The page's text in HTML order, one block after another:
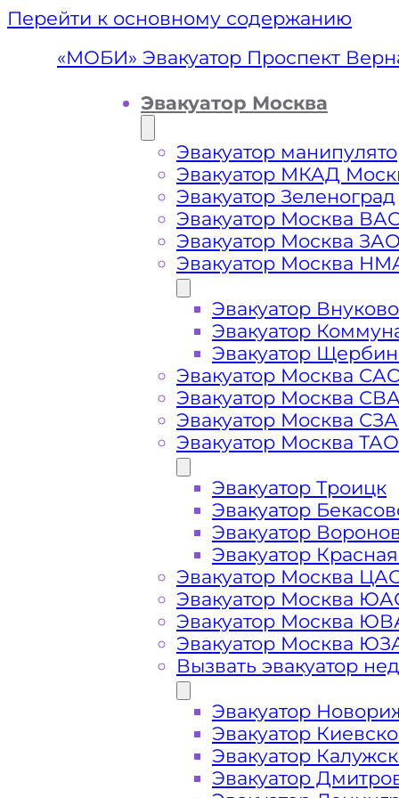
Перейти к основному содержанию
Эвакуатор
Вызвать
Эвакуатор Проспект
вызове, подача ближайшего
Погрузим бережно- в наличии
автомобиля с Проспекта
Перевезём аккуратно- за рулем
Цена известна при заказе услуги
«МОБИ» Эвакуатор Проспект
Эвакуатор Москва
Эвакуатор
Эвакуатор МКАД
Эвакуатор Зеленоград
Эвакуатор Москва
Эвакуатор Москва
Эвакуатор Москва
Эвакуатор Внуково
Эвакуатор
Эвакуатор
Эвакуатор Москва
Эвакуатор Москва
Эвакуатор Москва
Эвакуатор Москва ТАО
Эвакуатор Троицк
Эвакуатор
Эвакуатор
Эвакуатор
Эвакуатор Москва
Эвакуатор Москва
Эвакуатор Москва
Эвакуатор Москва
Вызвать эвакуатор
Эвакуатор
Эвакуатор
Эвакуатор
Эвакуатор